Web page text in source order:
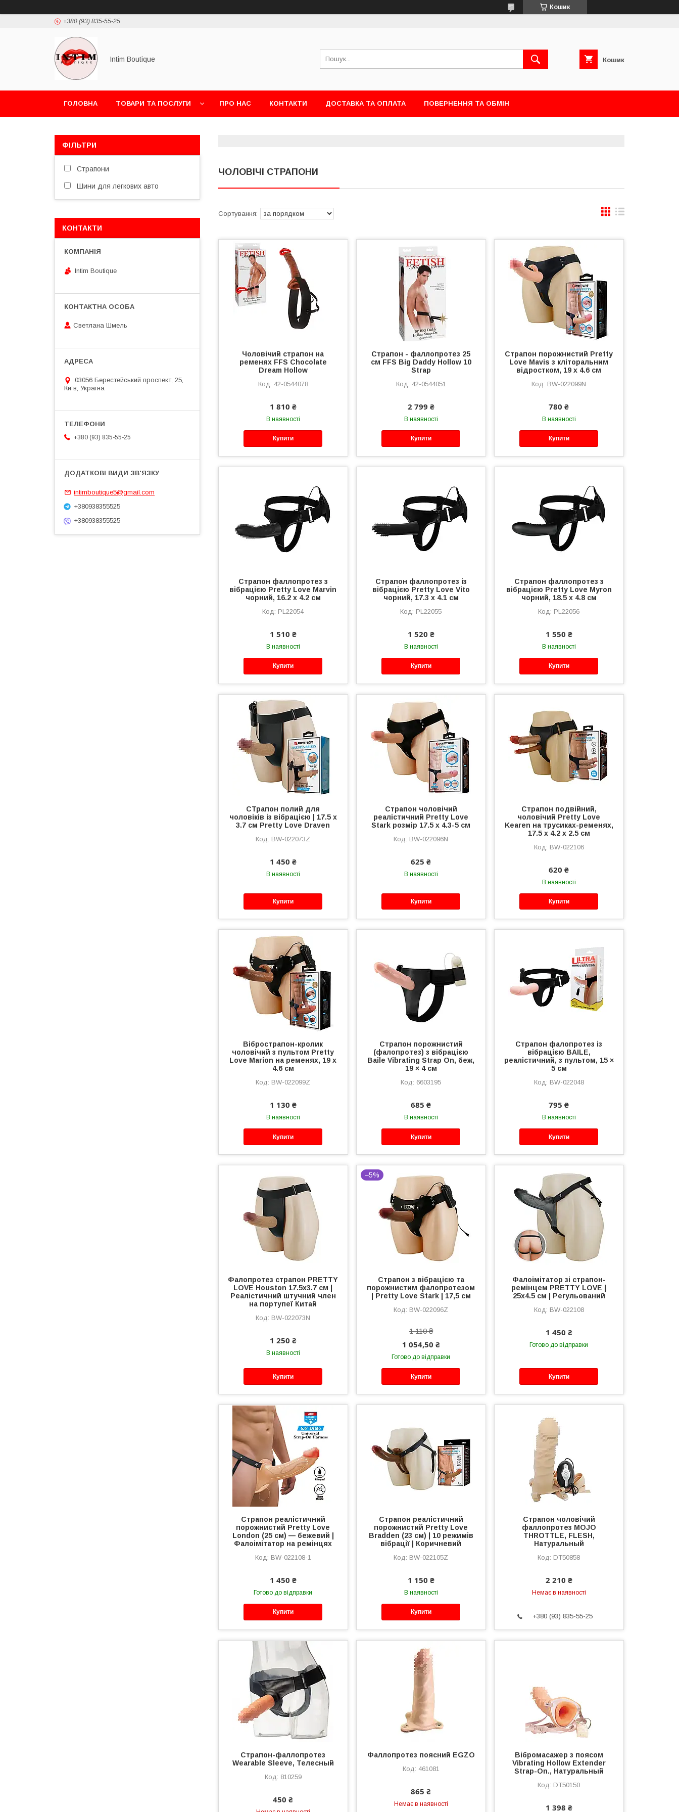
Кошик
+380 (93) 835-55-25
Intim Boutique Кошик
ГОЛОВНА ТОВАРИ ТА ПОСЛУГИ ПРО НАС КОНТАКТИ ДОСТАВКА ТА ОПЛАТА ПОВЕРНЕННЯ ТА ОБМІН
ЧОЛОВІЧІ СТРАПОНИ
Чоловічий страпон на
ременях FFS Chocolate
Dream Hollow
42-0544078
1 810 ₴
В наявності
Купити
Страпон - фаллопротез 25
см FFS Big Daddy Hollow 10
Strap
42-0544051
2 799 ₴
В наявності
Купити
Страпон порожнистий Pretty
Love Mavis з кліторальним
відростком, 19 х 4.6 см
BW-022099N
780 ₴
В наявності
Купити
Страпон фаллопротез з
вібрацією Pretty Love Marvin
чорний, 16.2 х 4.2 см
PL22054
1 510 ₴
В наявності
Купити
Страпон фаллопротез із
вібрацією Pretty Love Vito
чорний, 17.3 х 4.1 см
PL22055
1 520 ₴
В наявності
Купити
Страпон фаллопротез з
вібрацією Pretty Love Myron
чорний, 18.5 х 4.8 см
PL22056
1 550 ₴
В наявності
Купити
СТрапон полий для
чоловіків із вібрацією | 17.5 х
3.7 см Pretty Love Draven
BW-022073Z
1 450 ₴
В наявності
Купити
Страпон чоловічий
реалістичний Pretty Love
Stark розмір 17.5 х 4.3-5 см
BW-022096N
625 ₴
В наявності
Купити
Страпон подвійний,
чоловічий Pretty Love
Kearen на трусиках-ременях,
17.5 х 4.2 х 2.5 см
BW-022106
620 ₴
В наявності
Купити
Вібрострапон-кролик
чоловічий з пультом Pretty
Love Marion на ременях, 19 х
4.6 см
BW-022099Z
1 130 ₴
В наявності
Купити
Страпон порожнистий
(фалопротез) з вібрацією
Baile Vibrating Strap On, беж,
19 × 4 см
6603195
685 ₴
В наявності
Купити
Страпон фалопротез із
вібрацією BAILE,
реалістичний, з пультом, 15 ×
5 см
BW-022048
795 ₴
В наявності
Купити
Фалопротез страпон PRETTY
LOVE Houston 17.5х3.7 см |
Реалістичний штучний член
на портупеї Китай
BW-022073N
1 250 ₴
В наявності
Купити
–5%
Страпон з вібрацією та
порожнистим фалопротезом
| Pretty Love Stark | 17,5 см
BW-022096Z
1 110 ₴
1 054,50 ₴
Готово до відправки
Купити
Фалоімітатор зі страпон-
ремінцем PRETTY LOVE |
25х4.5 см | Регульований
BW-022108
1 450 ₴
Готово до відправки
Купити
Страпон реалістичний
порожнистий Pretty Love
London (25 см) — бежевий |
Фалоімітатор на ремінцях
BW-022108-1
1 450 ₴
Готово до відправки
Купити
Страпон реалістичний
порожнистий Pretty Love
Bradden (23 см) | 10 режимів
вібрації | Коричневий
BW-022105Z
1 150 ₴
В наявності
Купити
Страпон чоловічий
фаллопротез MOJO
THROTTLE, FLESH,
Натуральный
DT50858
2 210 ₴
Немає в наявності
+380 (93) 835-55-25
Страпон-фаллопротез
Wearable Sleeve, Телесный
810259
450 ₴
Фаллопротез поясний EGZO
461081
865 ₴
Немає в наявності
Вібромасажер з поясом
Vibrating Hollow Extender
Strap-On., Натуральный
DT50150
1 398 ₴
ФІЛЬТРИ
Страпони
Шини для легкових авто
КОНТАКТИ
Intim Boutique
Светлана Шмель
03056 Берестейський проспект, 25,
Київ, Україна
+380 (93) 835-55-25
intimboutique5@gmail.com
+380938355525
+380938355525